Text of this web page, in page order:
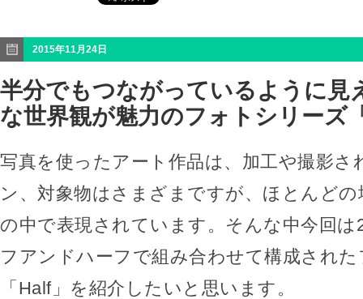
2015年11月24日
半分でもつながっているように見
な世界観が魅力のフォトシリーズ
写真を使ったアート作品は、加工や撮影さ
ン、対象物はさまざまですが、ほとんど
の中で表現されています。そんな中今回は
フアンドハーフで組み合わせて構成され
「Half」を紹介したいと思います。